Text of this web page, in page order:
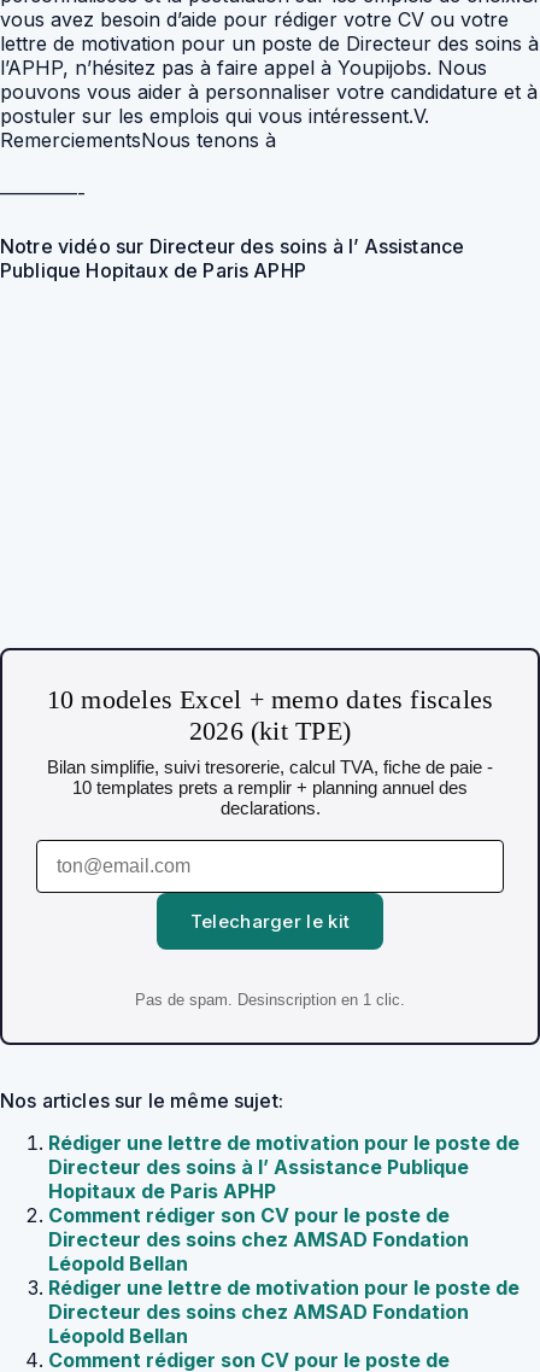
————-
Notre vidéo sur Directeur des soins à l’ Assistance
Publique Hopitaux de Paris APHP
10 modeles Excel + memo dates fiscales
2026 (kit TPE)
Bilan simplifie, suivi tresorerie, calcul TVA, fiche de paie -
10 templates prets a remplir + planning annuel des
declarations.
Telecharger le kit
Pas de spam. Desinscription en 1 clic.
Nos articles sur le même sujet:
Rédiger une lettre de motivation pour le poste de
Directeur des soins à l’ Assistance Publique
Hopitaux de Paris APHP
Comment rédiger son CV pour le poste de
Directeur des soins chez AMSAD Fondation
Léopold Bellan
Rédiger une lettre de motivation pour le poste de
Directeur des soins chez AMSAD Fondation
Léopold Bellan
Comment rédiger son CV pour le poste de